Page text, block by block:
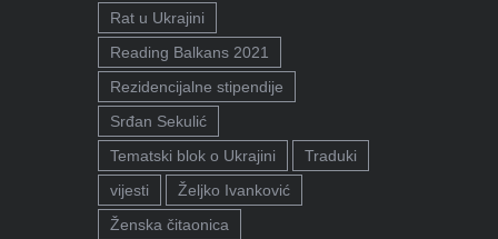
Rat u Ukrajini
Reading Balkans 2021
Rezidencijalne stipendije
Srđan Sekulić
Tematski blok o Ukrajini
Traduki
vijesti
Željko Ivanković
Ženska čitaonica